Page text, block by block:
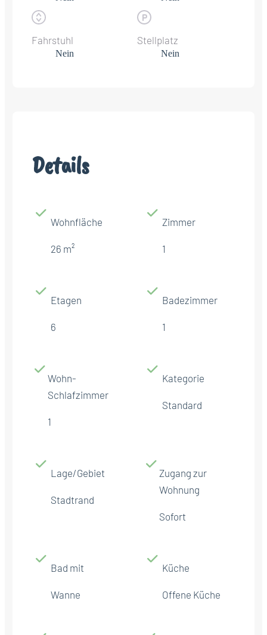
Fahrstuhl
Nein
Stellplatz
Nein
Details
Wohnfläche
26 m²
Zimmer
1
Etagen
6
Badezimmer
1
Wohn-
Schlafzimmer
1
Kategorie
Standard
Lage/Gebiet
Stadtrand
Zugang zur
Wohnung
Sofort
Bad mit
Wanne
Küche
Offene Küche